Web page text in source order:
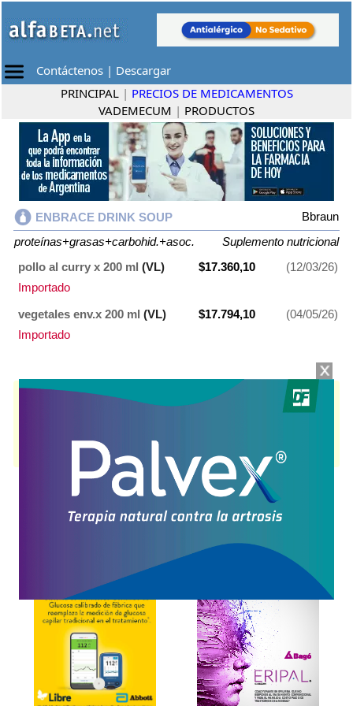
Contáctenos | Descargar
PRINCIPAL | PRECIOS DE MEDICAMENTOS
VADEMECUM | PRODUCTOS
ENBRACE DRINK SOUP
Bbraun
proteínas+grasas+carbohid.+asoc.
Suplemento nutricional
pollo al curry x 200 ml (VL) $17.360,10
(12/03/26)
Importado
vegetales env.x 200 ml (VL) $17.794,10
(04/05/26)
Importado
ENBRACE DRINK SOUP proteínas+grasas+carbohid.+asoc.
Suplemento nutricional Bbrauny
Producto importado.
Explorar más
Otros productos conproteínas+grasas+carbohid.+asoc.
Otros productos de